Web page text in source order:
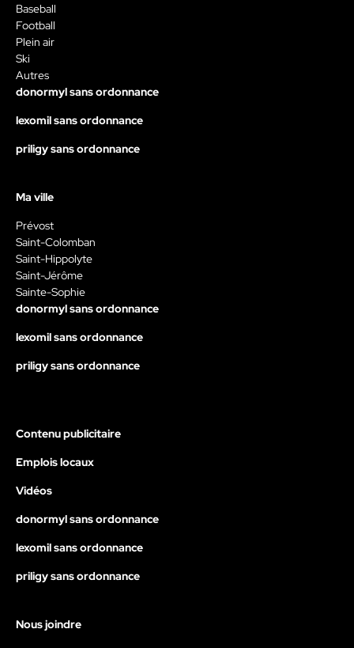
Baseball
Football
Plein air
Ski
Autres
donormyl sans ordonnance
lexomil sans ordonnance
priligy sans ordonnance
Ma ville
Prévost
Saint-Colomban
Saint-Hippolyte
Saint-Jérôme
Sainte-Sophie
donormyl sans ordonnance
lexomil sans ordonnance
priligy sans ordonnance
Contenu publicitaire
Emplois locaux
Vidéos
donormyl sans ordonnance
lexomil sans ordonnance
priligy sans ordonnance
Nous joindre